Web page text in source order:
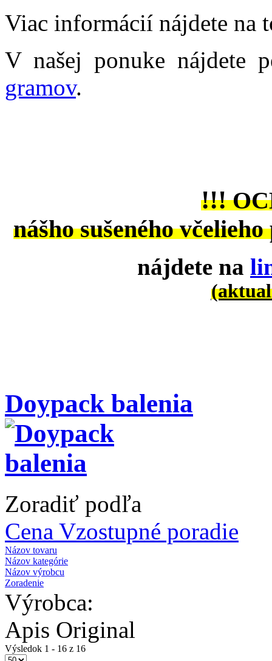
Viac informácií nájdete na
V našej ponuke nájdete
gramov.
!!!
nášho sušeného
nájdete na
Doypack balenia
Zoradiť podľa
Cena Vzostupné poradie
Názov tovaru
Názov kategórie
Názov výrobcu
Zoradenie
Výrobca:
Apis Original
Výsledok 1 - 16 z 16